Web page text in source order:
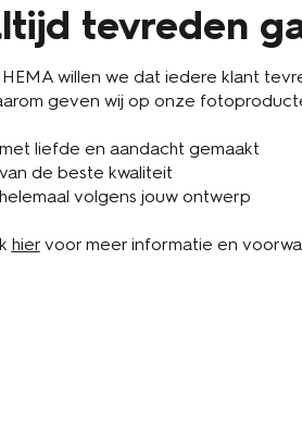
tevreden
HEMA willen we dat iedere klant
geven wij op onze
liefde en aandacht gemaakt
de beste kwaliteit
volgens jouw ontwerp
hiervoor meer informatie en